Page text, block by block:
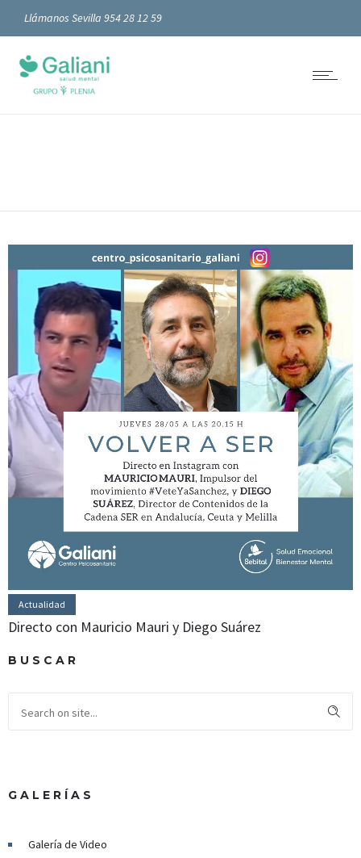
Llámanos Sevilla 954 28 12 59
Actualidad
Directo con Mauricio Mauri y Diego Suárez
BUSCAR
GALERÍAS
Galería de Video